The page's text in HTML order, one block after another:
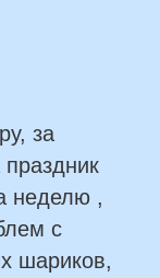
за
неделю ,
с
шариков,